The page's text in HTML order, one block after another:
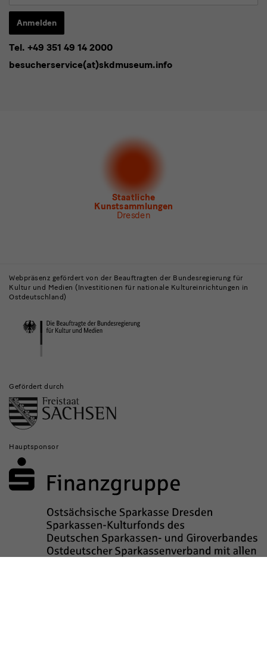
Adresse
Anmelden
* Pflichtfeld
Ich stimme derDatenschutzerklärung
Museum für Sächsische Volkskunst
Tel. +49 351 49 14 2000
besucherservice(at)skdmuseum.info
Staatliche
Kunstsammlungen
Dresden
Museen
und
Institutionen
Webpräsenz gefördert von der Beauftragten der Bundesregierung für
Kultur und Medien (Investitionen für nationale Kultureinrichtungen in
Ostdeutschland)
Gefördert durch
Hauptsponsor